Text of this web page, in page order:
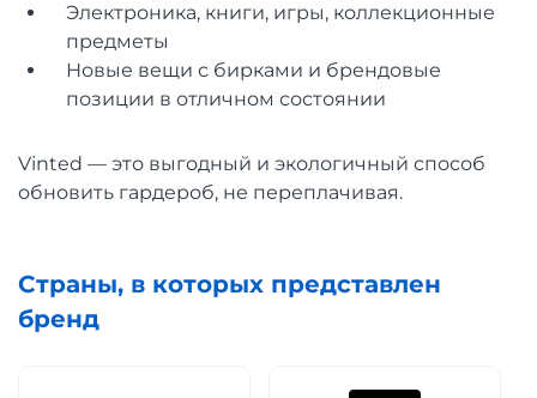
Электроника, книги, игры, коллекционные
предметы
Новые вещи с бирками и брендовые
позиции в отличном состоянии
Vinted — это выгодный и экологичный способ
обновить гардероб, не переплачивая.
Страны, в которых представлен
бренд